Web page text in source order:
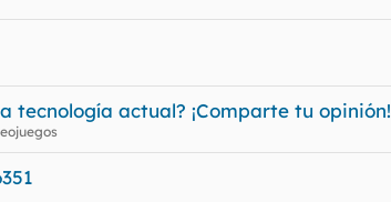
tecnología actual? ¡Comparte tu opinión!